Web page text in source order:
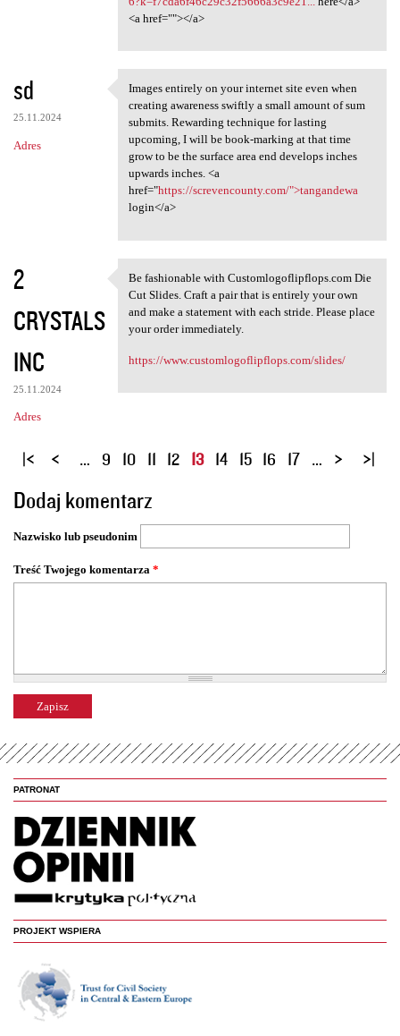
<a href=""></a>
sd
25.11.2024
Adres
Images entirely on your
Images entirely on your internet site even when
creating awareness swiftly a small amount of sum
submits. Rewarding technique for lasting
upcoming, I will be book-marking at that time
grow to be the surface area end develops inches
upwards inches. <a
href="https://screvencounty.com/">tangandewa
login</a>
2
CRYSTALS
INC
25.11.2024
Adres
Be fashionable with
Be fashionable with Customlogoflipflops.com Die
Cut Slides. Craft a pair that is entirely your own
and make a statement with each stride. Please place
your order immediately.
https://www.customlogoflipflops.com/slides/
S
r
o
n
y
… 9 10 11 12 13 14 15 16 17 …
Dodaj komentarz
Nazwisko lub pseudonim
Treść Twojego komentarza *
PATRONAT
PROJEKT WSPIERA